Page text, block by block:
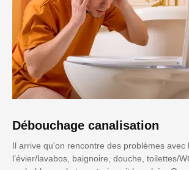
Débouchage canalisation
Il arrive qu'on rencontre des problèmes avec
l’évier/lavabos, baignoire, douche, toilettes/